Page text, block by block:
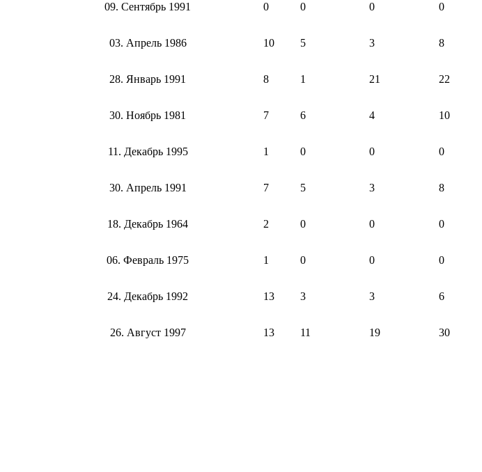
09. Сентябрь 1991 0 0 0 0
03. Апрель 1986 10 5 3 8
28. Январь 1991 8 1 21 22
30. Ноябрь 1981 7 6 4 10
11. Декабрь 1995 1 0 0 0
30. Апрель 1991 7 5 3 8
18. Декабрь 1964 2 0 0 0
06. Февраль 1975 1 0 0 0
24. Декабрь 1992 13 3 3 6
26. Август 1997 13 11 19 30